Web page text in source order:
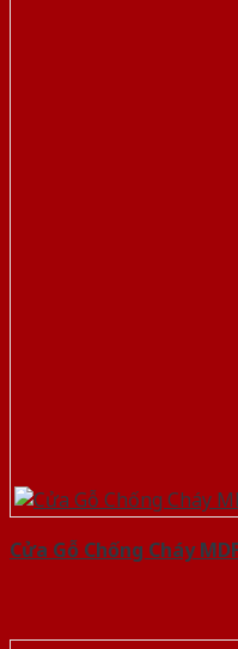
Cửa Gỗ Chống Cháy